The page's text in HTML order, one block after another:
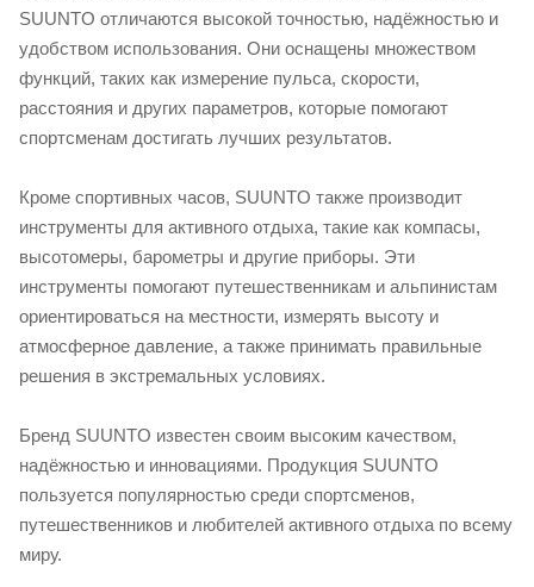
SUUNTO отличаются высокой точностью, надёжностью и
удобством использования. Они оснащены множеством
функций, таких как измерение пульса, скорости,
расстояния и других параметров, которые помогают
спортсменам достигать лучших результатов.
Кроме спортивных часов, SUUNTO также производит
инструменты для активного отдыха, такие как компасы,
высотомеры, барометры и другие приборы. Эти
инструменты помогают путешественникам и альпинистам
ориентироваться на местности, измерять высоту и
атмосферное давление, а также принимать правильные
решения в экстремальных условиях.
Бренд SUUNTO известен своим высоким качеством,
надёжностью и инновациями. Продукция SUUNTO
пользуется популярностью среди спортсменов,
путешественников и любителей активного отдыха по всему
миру.